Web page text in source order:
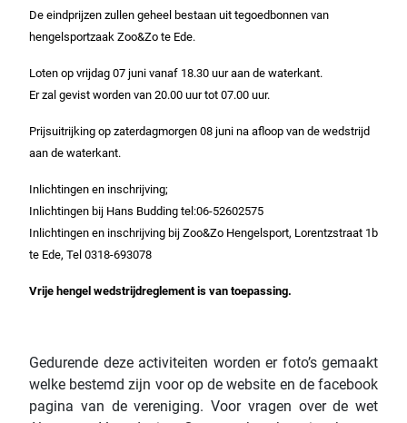
De eindprijzen zullen geheel bestaan uit tegoedbonnen van
hengelsportzaak Zoo&Zo te Ede.
Loten op vrijdag 07 juni vanaf 18.30 uur aan de waterkant.
Er zal gevist worden van 20.00 uur tot 07.00 uur.
Prijsuitrijking op zaterdagmorgen 08 juni na afloop van de wedstrijd
aan de waterkant.
Inlichtingen en inschrijving;
Inlichtingen bij Hans Budding tel:06-52602575
Inlichtingen en inschrijving bij Zoo&Zo Hengelsport, Lorentzstraat 1b
te Ede, Tel 0318-693078
Vrije hengel wedstrijdreglement is van toepassing.
Gedurende deze activiteiten worden er foto’s gemaakt
welke bestemd zijn voor op de website en de facebook
pagina van de vereniging. Voor vragen over de wet